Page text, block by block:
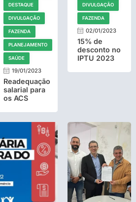
DESTAQUE
DIVULGAÇÃO
FAZENDA
PLANEJAMENTO
SAÚDE
19/01/2023
Readequação
salarial para
os ACS
DIVULGAÇÃO
FAZENDA
02/01/2023
15% de
desconto no
IPTU 2023